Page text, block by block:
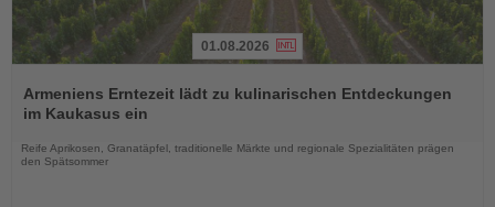
Sie
die
01.08.2026
Armeniens Erntezeit lädt zu kulinarischen Entdeckungen
im Kaukasus ein
Reife Aprikosen, Granatäpfel, traditionelle Märkte und regionale Spezialitäten prägen
den Spätsommer